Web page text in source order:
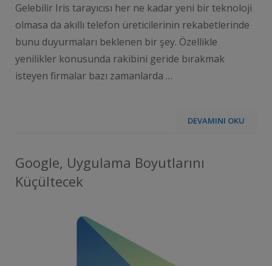
Gelebilir Iris tarayıcısı her ne kadar yeni bir teknoloji
olmasa da akıllı telefon üreticilerinin rekabetlerinde
bunu duyurmaları beklenen bir şey. Özellikle
yenilikler konusunda rakibini geride bırakmak
isteyen firmalar bazı zamanlarda …
DEVAMINI OKU
Google, Uygulama Boyutlarını
Küçültecek